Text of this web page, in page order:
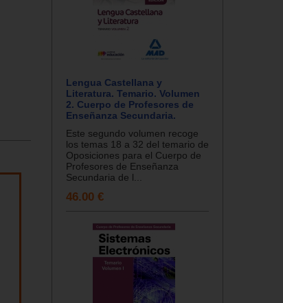
Lengua Castellana y
Literatura. Temario. Volumen
2. Cuerpo de Profesores de
Enseñanza Secundaria.
Este segundo volumen recoge
los temas 18 a 32 del temario de
Oposiciones para el Cuerpo de
Profesores de Enseñanza
Secundaria de l...
46.00 €